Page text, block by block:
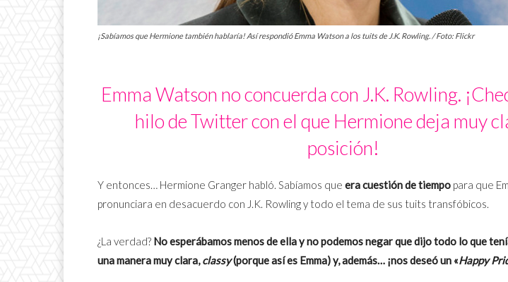
¡Sabíamos que Hermione también hablaría! Así respondió Emma Watson a los tuits de J.K. Rowling. / Foto: Flickr
Emma Watson no concuerda con J.K. Rowling.
hilo de Twitter con el que Hermione deja muy
posición!
Y entonces… Hermione Granger habló. Sabíamos que era cuestión de tiempo para que
pronunciara en desacuerdo con J.K. Rowling y todo el tema de sus tuits transfóbicos.
¿La verdad? No esperábamos menos de ella y no podemos negar que dijo todo lo que
una manera muy clara,classy(porque así es Emma) y, además… ¡nos deseó un «Happy